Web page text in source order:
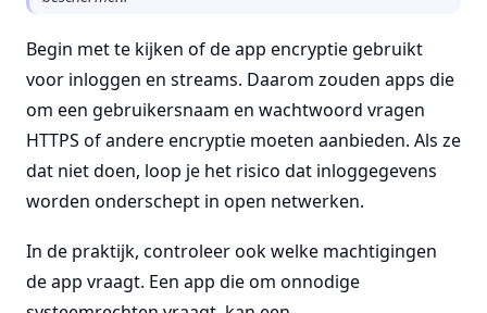
Begin met te kijken of de app encryptie gebruikt
voor inloggen en streams. Daarom zouden apps die
om een gebruikersnaam en wachtwoord vragen
HTTPS of andere encryptie moeten aanbieden. Als ze
dat niet doen, loop je het risico dat inloggegevens
worden onderschept in open netwerken.
In de praktijk, controleer ook welke machtigingen
de app vraagt. Een app die om onnodige